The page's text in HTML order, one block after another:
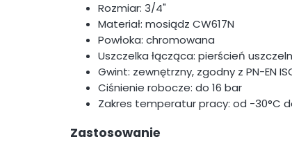
Rozmiar: 3/4"
Materiał: mosiądz CW617N
Powłoka: chromowana
Uszczelka łącząca: pierścień
Gwint: zewnętrzny, zgodny z PN-EN
Ciśnienie robocze: do 16 bar
Zakres temperatur pracy: od -30°C
Zastosowanie